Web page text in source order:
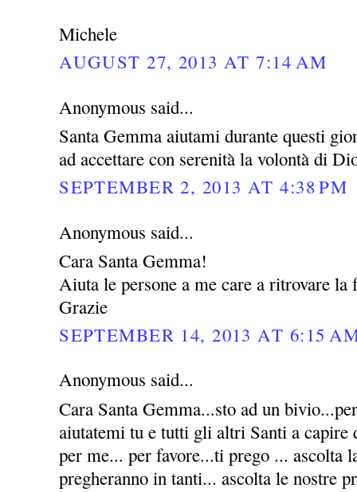
Michele
AUGUST 27, 2013 AT 7:14 AM
Anonymous said...
Santa Gemma aiutami durante questi
ad accettare con serenità la volontà di
SEPTEMBER 2, 2013 AT 4:38 PM
Anonymous said...
Cara Santa Gemma!
Aiuta le persone a me care a ritrovare
Grazie
SEPTEMBER 14, 2013 AT 6:15
Anonymous said...
Cara Santa Gemma...sto ad un
aiutatemi tu e tutti gli altri Santi a capire
per me... per favore...ti prego ... ascolta
pregheranno in tanti... ascolta le nostre